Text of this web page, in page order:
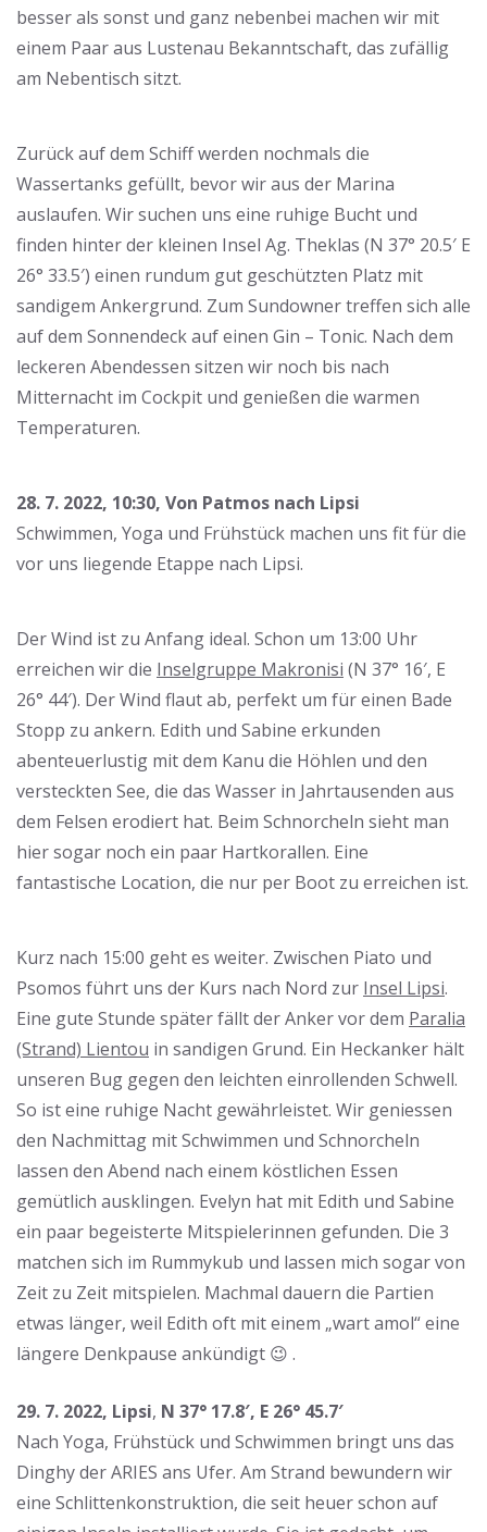
besser als sonst und ganz nebenbei machen wir mit
einem Paar aus Lustenau Bekanntschaft, das zufällig
am Nebentisch sitzt.
Zurück auf dem Schiff werden nochmals die
Wassertanks gefüllt, bevor wir aus der Marina
auslaufen. Wir suchen uns eine ruhige Bucht und
finden hinter der kleinen Insel Ag. Theklas (N 37° 20.5′ E
26° 33.5′) einen rundum gut geschützten Platz mit
sandigem Ankergrund. Zum Sundowner treffen sich alle
auf dem Sonnendeck auf einen Gin – Tonic. Nach dem
leckeren Abendessen sitzen wir noch bis nach
Mitternacht im Cockpit und genießen die warmen
Temperaturen.
28. 7. 2022, 10:30, Von Patmos nach Lipsi
Schwimmen, Yoga und Frühstück machen uns fit für die
vor uns liegende Etappe nach Lipsi.
Der Wind ist zu Anfang ideal. Schon um 13:00 Uhr
erreichen wir die Inselgruppe Makronisi (N 37° 16′, E
26° 44′). Der Wind flaut ab, perfekt um für einen Bade
Stopp zu ankern. Edith und Sabine erkunden
abenteuerlustig mit dem Kanu die Höhlen und den
versteckten See, die das Wasser in Jahrtausenden aus
dem Felsen erodiert hat. Beim Schnorcheln sieht man
hier sogar noch ein paar Hartkorallen. Eine
fantastische Location, die nur per Boot zu erreichen ist.
Kurz nach 15:00 geht es weiter. Zwischen Piato und
Psomos führt uns der Kurs nach Nord zur Insel Lipsi.
Eine gute Stunde später fällt der Anker vor dem Paralia
(Strand) Lientou in sandigen Grund. Ein Heckanker hält
unseren Bug gegen den leichten einrollenden Schwell.
So ist eine ruhige Nacht gewährleistet. Wir geniessen
den Nachmittag mit Schwimmen und Schnorcheln
lassen den Abend nach einem köstlichen Essen
gemütlich ausklingen. Evelyn hat mit Edith und Sabine
ein paar begeisterte Mitspielerinnen gefunden. Die 3
matchen sich im Rummykub und lassen mich sogar von
Zeit zu Zeit mitspielen. Machmal dauern die Partien
etwas länger, weil Edith oft mit einem „wart amol“ eine
längere Denkpause ankündigt 😉 .
29. 7. 2022, Lipsi, N 37° 17.8′, E 26° 45.7′
Nach Yoga, Frühstück und Schwimmen bringt uns das
Dinghy der ARIES ans Ufer. Am Strand bewundern wir
eine Schlittenkonstruktion, die seit heuer schon auf